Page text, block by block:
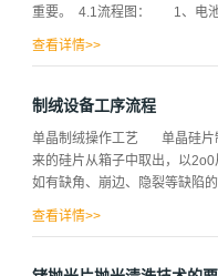
传输层，使得光生载流子只能
重要。 4.1流程图： 1、电
框、擦洗余胶）——8、焊接
金属底电极； （4）减反射膜
查看详情>>
制绒设备工序流程
单晶制绒操作工艺 单晶硅
来的硅片从箱子中取出，以
如有缺角、崩边、隐裂等缺陷
准确记录硅片批号、生产厂家
查看详情>>